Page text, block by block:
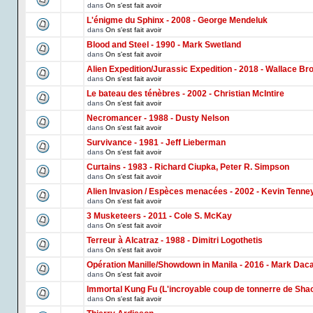
dans On s'est fait avoir
L'énigme du Sphinx - 2008 - George Mendeluk
dans On s'est fait avoir
Blood and Steel - 1990 - Mark Swetland
dans On s'est fait avoir
Alien Expedition/Jurassic Expedition - 2018 - Wallace
dans On s'est fait avoir
Le bateau des ténèbres - 2002 - Christian McIntire
dans On s'est fait avoir
Necromancer - 1988 - Dusty Nelson
dans On s'est fait avoir
Survivance - 1981 - Jeff Lieberman
dans On s'est fait avoir
Curtains - 1983 - Richard Ciupka, Peter R. Simpson
dans On s'est fait avoir
Alien Invasion / Espèces menacées - 2002 - Kevin
dans On s'est fait avoir
3 Musketeers - 2011 - Cole S. McKay
dans On s'est fait avoir
Terreur à Alcatraz - 1988 - Dimitri Logothetis
dans On s'est fait avoir
Opération Manille/Showdown in Manila - 2016 - Mark
dans On s'est fait avoir
Immortal Kung Fu (L'incroyable coup de tonnerre de
dans On s'est fait avoir